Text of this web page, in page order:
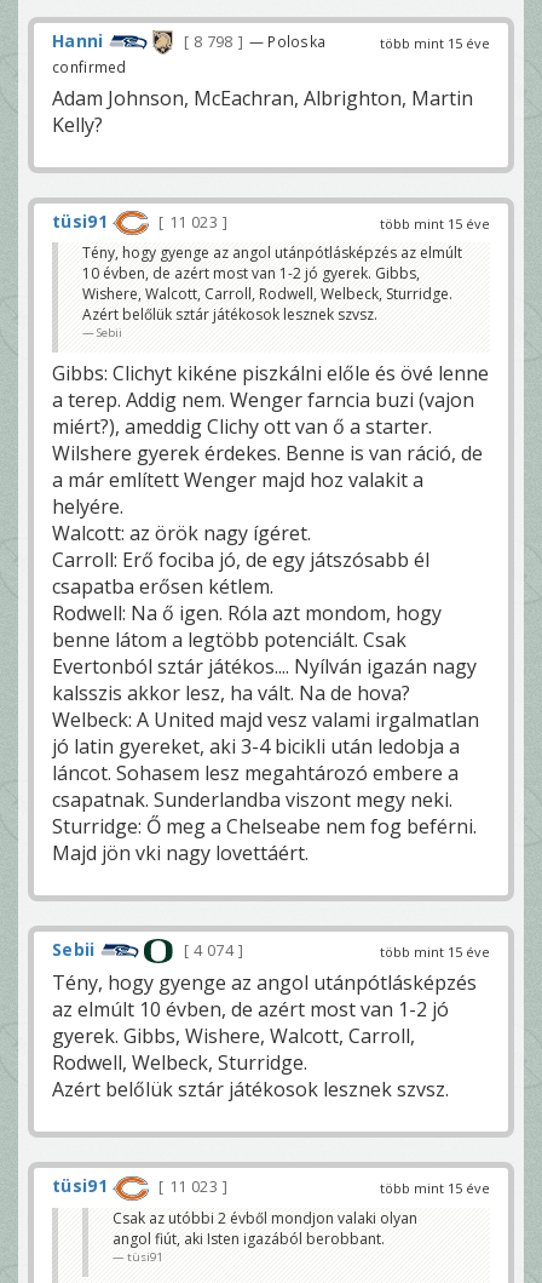
több mint 15 éve
Hanni 8 798
— Poloska
confirmed
Adam Johnson, McEachran, Albrighton, Martin
Kelly?
több mint 15 éve
tüsi91
11 023
Tény, hogy gyenge az angol utánpótlásképzés az elmúlt
10 évben, de azért most van 1-2 jó gyerek. Gibbs,
Wishere, Walcott, Carroll, Rodwell, Welbeck, Sturridge.
Azért belőlük sztár játékosok lesznek szvsz.
Sebii
Gibbs: Clichyt kikéne piszkálni előle és övé lenne
a terep. Addig nem. Wenger farncia buzi (vajon
miért?), ameddig Clichy ott van ő a starter.
Wilshere gyerek érdekes. Benne is van ráció, de
a már említett Wenger majd hoz valakit a
helyére.
Walcott: az örök nagy ígéret.
Carroll: Erő fociba jó, de egy játszósabb él
csapatba erősen kétlem.
Rodwell: Na ő igen. Róla azt mondom, hogy
benne látom a legtöbb potenciált. Csak
Evertonból sztár játékos.... Nyílván igazán nagy
kalsszis akkor lesz, ha vált. Na de hova?
Welbeck: A United majd vesz valami irgalmatlan
jó latin gyereket, aki 3-4 bicikli után ledobja a
láncot. Sohasem lesz megahtározó embere a
csapatnak. Sunderlandba viszont megy neki.
Sturridge: Ő meg a Chelseabe nem fog beférni.
Majd jön vki nagy lovettáért.
több mint 15 éve
Sebii 4 074
Tény, hogy gyenge az angol utánpótlásképzés
az elmúlt 10 évben, de azért most van 1-2 jó
gyerek. Gibbs, Wishere, Walcott, Carroll,
Rodwell, Welbeck, Sturridge.
Azért belőlük sztár játékosok lesznek szvsz.
több mint 15 éve
tüsi91
11 023
Csak az utóbbi 2 évből mondjon valaki olyan
angol fiút, aki Isten igazából berobbant.
tüsi91